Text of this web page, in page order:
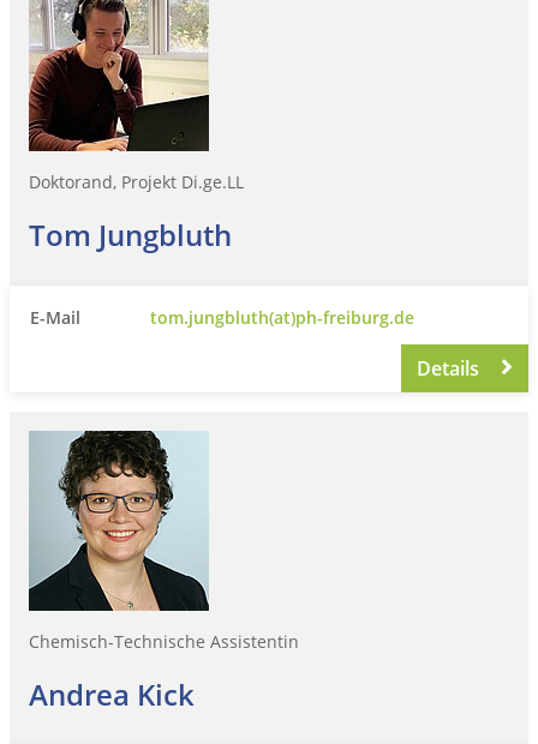
Doktorand, Projekt Di.ge.LL
Tom Jungbluth
E-Mail tom.jungbluth(at)ph-freiburg.de
Details
Chemisch-Technische Assistentin
Andrea Kick